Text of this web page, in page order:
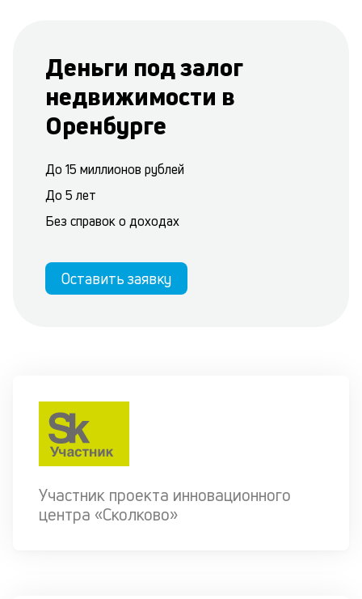
Деньги под залог
недвижимости в
Оренбурге
До 15 миллионов рублей
До 5 лет
Без справок о доходах
Оставить заявку
Участник проекта инновационного
центра «Сколково»